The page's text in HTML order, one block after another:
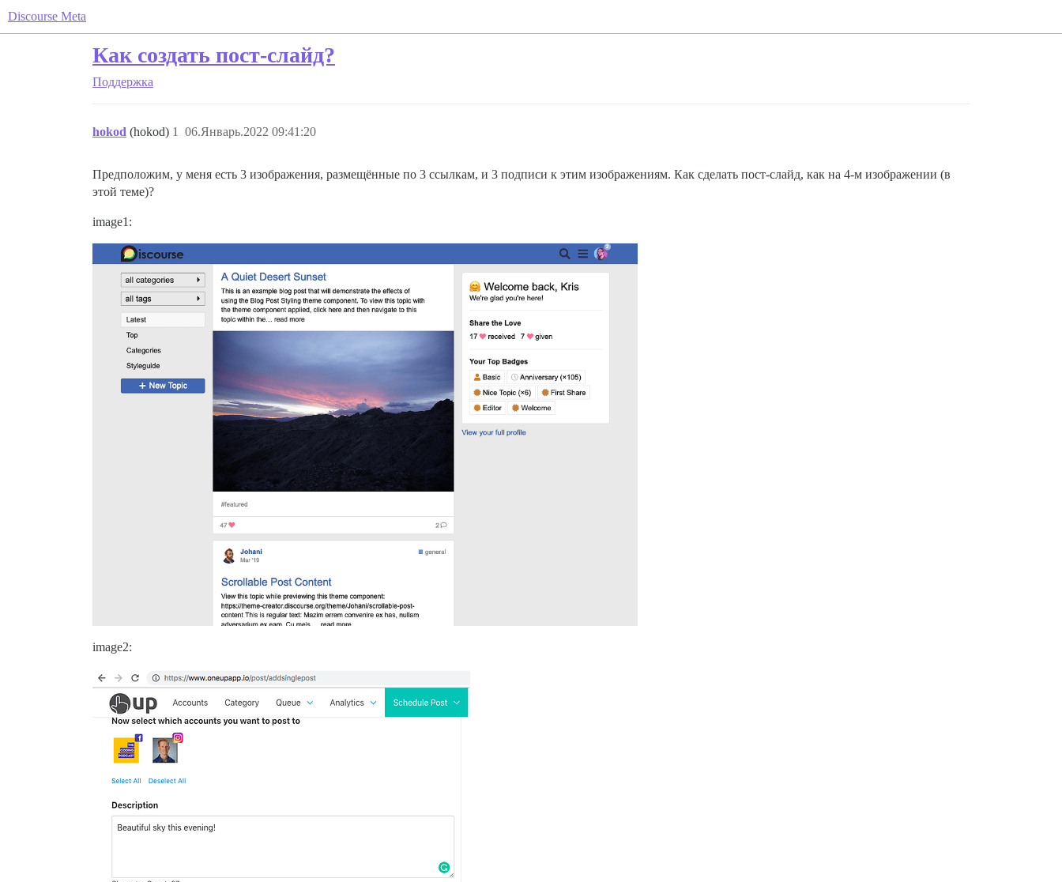
Discourse Meta
Как создать пост-слайд?
Поддержка
hokod (hokod) 06.Январь.2022 09:41:20
1
Предположим, у меня есть 3 изображения, размещённые по 3 ссылкам, и 3 подписи к этим изображениям. Как сделать пост-слайд, как на 4-м изображении (в
этой теме)?
image1:
image2: